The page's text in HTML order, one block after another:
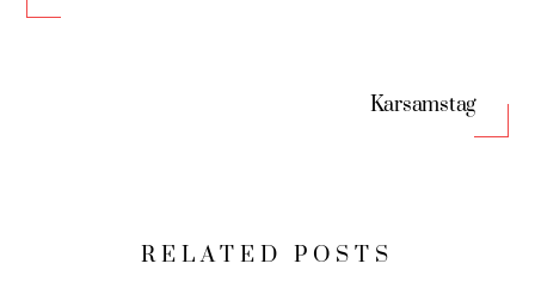
Karsamstag
RELATED POSTS